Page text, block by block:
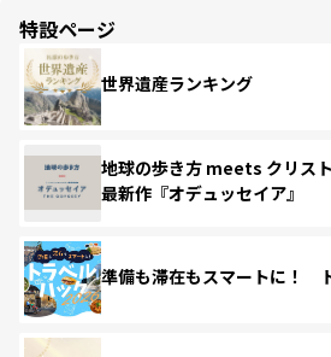
特設ページ
世界遺産ランキング
地球の歩き方 meets クリス
最新作『オデュッセイア』
準備も滞在もスマートに！